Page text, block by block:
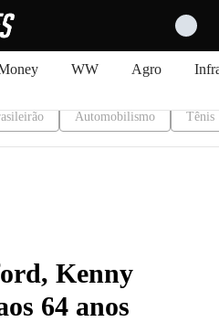
WW Agro
Automobilismo Tênis
Kenny
64 anos